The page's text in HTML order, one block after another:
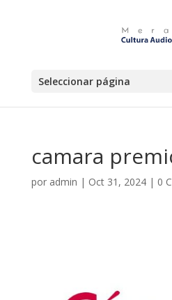
Seleccionar página
camara
por admin | Oct 31, 2024| 0